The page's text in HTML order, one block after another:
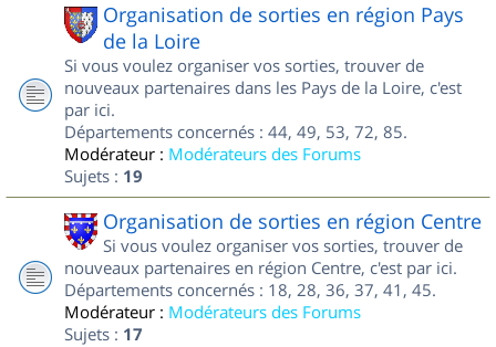
Organisation de sorties en région Pays
de la Loire
Si vous voulez organiser vos sorties, trouver de
nouveaux partenaires dans les Pays de la Loire, c'est
par ici.
Départements concernés : 44, 49, 53, 72, 85.
Modérateur : Modérateurs des Forums
Sujets : 19
Organisation de sorties en région Centre
Si vous voulez organiser vos sorties, trouver de
nouveaux partenaires en région Centre, c'est par ici.
Départements concernés : 18, 28, 36, 37, 41, 45.
Modérateur : Modérateurs des Forums
Sujets : 17